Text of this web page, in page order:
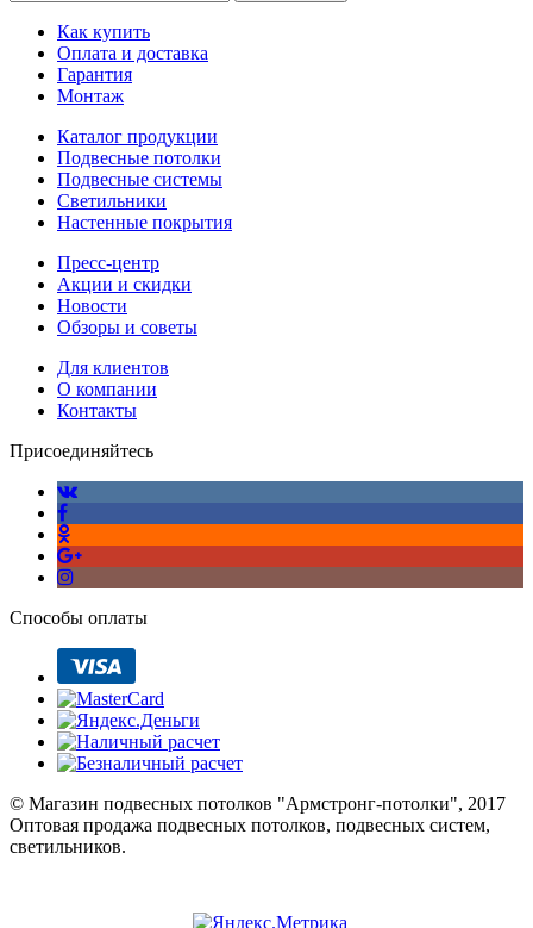
Как купить
Оплата и доставка
Гарантия
Монтаж
Каталог продукции
Подвесные потолки
Подвесные системы
Светильники
Настенные покрытия
Пресс-центр
Акции и скидки
Новости
Обзоры и советы
Для клиентов
О компании
Контакты
Присоединяйтесь
Способы оплаты
© Магазин подвесных потолков "Армстронг-потолки", 2017
Оптовая продажа подвесных потолков, подвесных систем,
светильников.